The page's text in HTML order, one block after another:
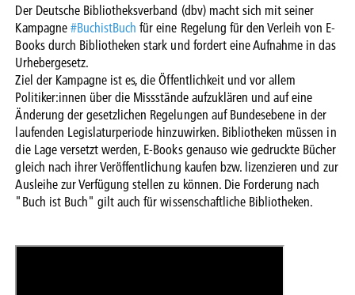
Der Deutsche Bibliotheksverband (dbv) macht sich mit seiner
Kampagne#BuchistBuch für eine Regelung für den Verleih von E-
Books durch Bibliotheken stark und fordert eine Aufnahme in das
Urhebergesetz.
Ziel der Kampagne ist es, die Öffentlichkeit und vor allem
Politiker:innen über die Missstände aufzuklären und auf eine
Änderung der gesetzlichen Regelungen auf Bundesebene in der
laufenden Legislaturperiode hinzuwirken. Bibliotheken müssen in
die Lage versetzt werden, E-Books genauso wie gedruckte Bücher
gleich nach ihrer Veröffentlichung kaufen bzw. lizenzieren und zur
Ausleihe zur Verfügung stellen zu können. Die Forderung nach
"Buch ist Buch" gilt auch für wissenschaftliche Bibliotheken.